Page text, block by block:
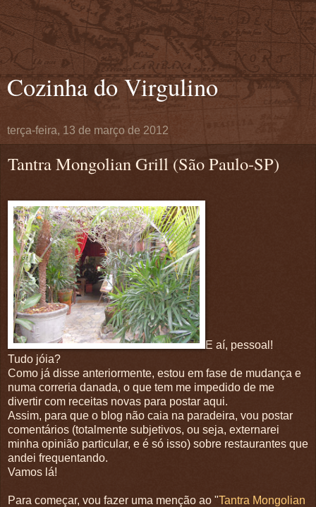
Cozinha do Virgulino
terça-feira, 13 de março de 2012
Tantra Mongolian Grill (São Paulo-SP)
E aí, pessoal!
Tudo jóia?
Como já disse anteriormente, estou em fase de mudança e
numa correria danada, o que tem me impedido de me
divertir com receitas novas para postar aqui.
Assim, para que o blog não caia na paradeira, vou postar
comentários (totalmente subjetivos, ou seja, externarei
minha opinião particular, e é só isso) sobre restaurantes que
andei frequentando.
Vamos lá!
Para começar, vou fazer uma menção ao "Tantra Mongolian